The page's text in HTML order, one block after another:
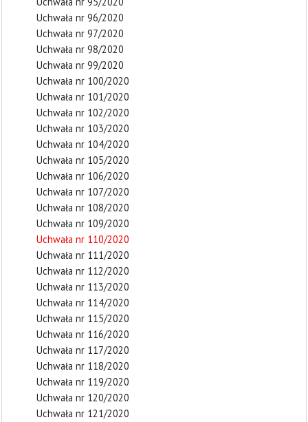
Uchwała nr 96/2020
Uchwała nr 97/2020
Uchwała nr 98/2020
Uchwała nr 99/2020
Uchwała nr 100/2020
Uchwała nr 101/2020
Uchwała nr 102/2020
Uchwała nr 103/2020
Uchwała nr 104/2020
Uchwała nr 105/2020
Uchwała nr 106/2020
Uchwała nr 107/2020
Uchwała nr 108/2020
Uchwała nr 109/2020
Uchwała nr 110/2020
Uchwała nr 111/2020
Uchwała nr 112/2020
Uchwała nr 113/2020
Uchwała nr 114/2020
Uchwała nr 115/2020
Uchwała nr 116/2020
Uchwała nr 117/2020
Uchwała nr 118/2020
Uchwała nr 119/2020
Uchwała nr 120/2020
Uchwała nr 121/2020